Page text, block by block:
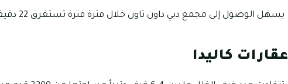
يسهل الوصول إلى مجمع دبي داون تاون خلال فترة فترة تستغرق 22 دقيقة بالسيارة.
عقارات كاليدا